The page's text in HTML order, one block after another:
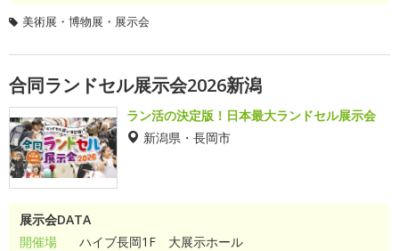
美術展・博物展・展示会
合同ランドセル展示会2026新潟
ラン活の決定版！日本最大ランドセル展示会
新潟県・長岡市
展示会DATA
開催場
ハイブ長岡1F 大展示ホール